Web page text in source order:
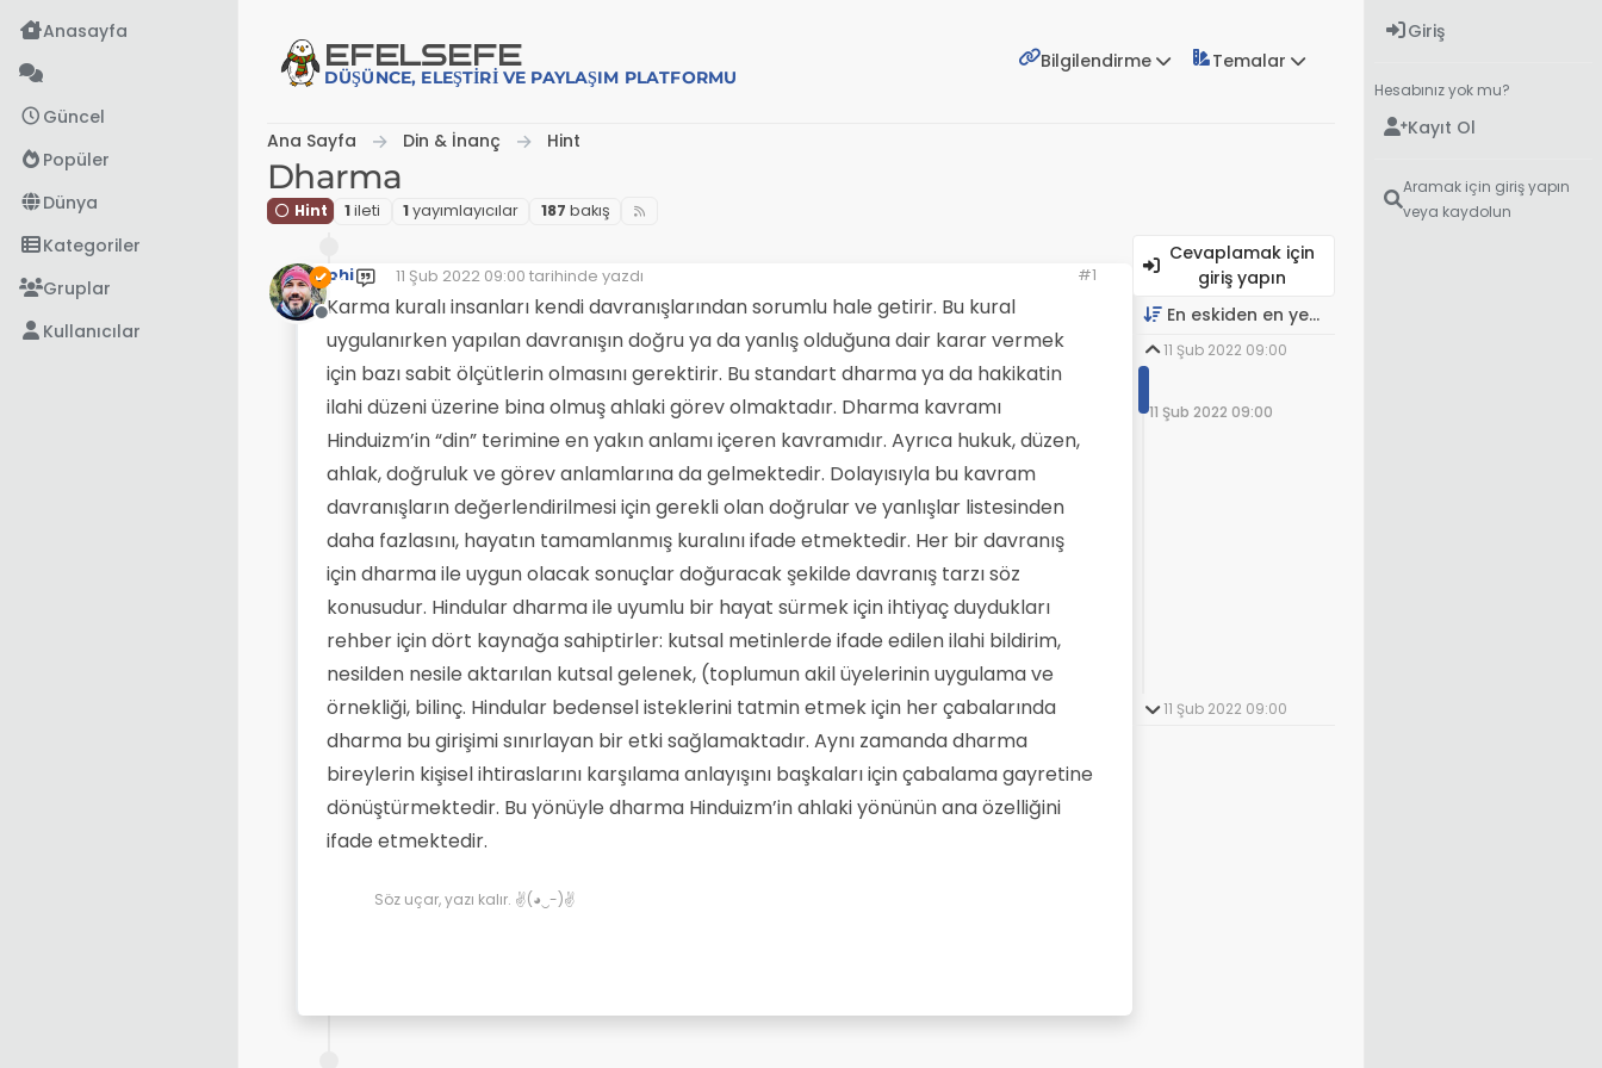
İçeriğe atla
Anasayfa
Güncel
Popüler
Dünya
Kategoriler
Gruplar
Kullanıcılar
EFELSEFE
DÜŞÜNCE, ELEŞTIRI VE PAYLAŞIM PLATFORMU
Bilgilendirme Temalar
Ana Sayfa Din & İnanç Hint
Dharma
Hint 1i̇leti 1yayımlayıcılar 187 bakış
Çevrimdışı
phi 11 Şub 2022 09:00 tarihinde yazdı
Son düzenleyen:
#1
Karma kuralı insanları kendi davranışlarından sorumlu hale getirir. Bu kural
uygulanırken yapılan davranışın doğru ya da yanlış olduğuna dair karar vermek
için bazı sabit ölçütlerin olmasını gerektirir. Bu standart dharma ya da hakikatin
ilahi düzeni üzerine bina olmuş ahlaki görev olmaktadır. Dharma kavramı
Hinduizm’in “din” terimine en yakın anlamı içeren kavramıdır. Ayrıca hukuk, düzen,
ahlak, doğruluk ve görev anlamlarına da gelmektedir. Dolayısıyla bu kavram
davranışların değerlendirilmesi için gerekli olan doğrular ve yanlışlar listesinden
daha fazlasını, hayatın tamamlanmış kuralını ifade etmektedir. Her bir davranış
için dharma ile uygun olacak sonuçlar doğuracak şekilde davranış tarzı söz
konusudur. Hindular dharma ile uyumlu bir hayat sürmek için ihtiyaç duydukları
rehber için dört kaynağa sahiptirler: kutsal metinlerde ifade edilen ilahi bildirim,
nesilden nesile aktarılan kutsal gelenek, (toplumun akil üyelerinin uygulama ve
örnekliği, bilinç. Hindular bedensel isteklerini tatmin etmek için her çabalarında
dharma bu girişimi sınırlayan bir etki sağlamaktadır. Aynı zamanda dharma
bireylerin kişisel ihtiraslarını karşılama anlayışını başkaları için çabalama gayretine
dönüştürmektedir. Bu yönüyle dharma Hinduizm’in ahlaki yönünün ana özelliğini
ifade etmektedir.
Söz uçar, yazı kalır. ✌(◕‿-)✌
Cevaplamak için
giriş yapın
En eskiden en yeniye
11 Şub 2022 09:00
11 Şub 2022 09:00
11 Şub 2022 09:00
Giriş
Hesabınız yok mu?
Kayıt Ol
Aramak için giriş yapın
veya kaydolun